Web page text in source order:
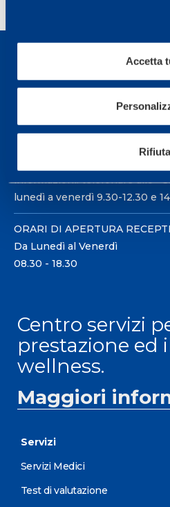
Accetta
Rifiuta
Sport Service Mapei S.r.l. - Via
21057 Olgiate Olona (Varese)
informazioni: telefonare allo
lunedì a venerdì 9.30-12.30 e
ORARI DI APERTURA
Da Lunedì al Venerdì
08.30 - 18.30
Centro servizi
prestazione ed
wellness.
Maggiori
Servizi
Servizi Medici
Test di valutazione